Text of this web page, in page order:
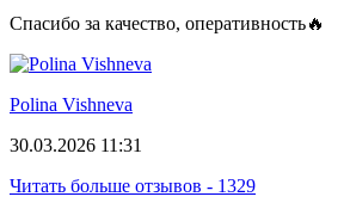
Спасибо за качество, оперативность🔥
Polina Vishneva
30.03.2026 11:31
Читать больше отзывов - 1329